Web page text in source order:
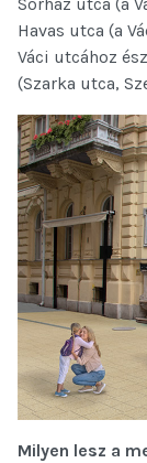
Havas utca (a
Váci utcához
(Szarka utca,
Milyen lesz a